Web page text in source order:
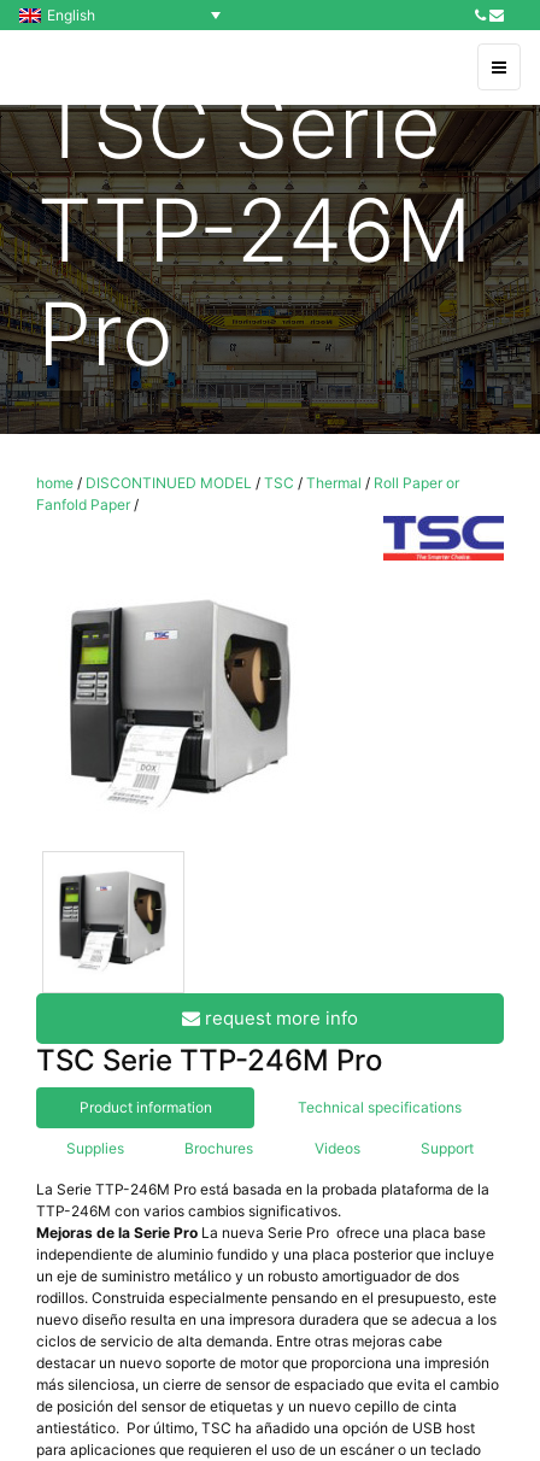
English
TSC Serie
TTP-246M
Pro
home / DISCONTINUED MODEL / TSC / Thermal / Roll Paper or
Fanfold Paper/
request more info
TSC Serie TTP-246M Pro
Product information Technical specifications
Supplies Brochures Videos Support
La Serie TTP-246M Pro está basada en la probada plataforma de la
TTP-246M con varios cambios significativos.
Mejoras de la Serie Pro La nueva Serie Pro ofrece una placa base
independiente de aluminio fundido y una placa posterior que incluye
un eje de suministro metálico y un robusto amortiguador de dos
rodillos. Construida especialmente pensando en el presupuesto, este
nuevo diseño resulta en una impresora duradera que se adecua a los
ciclos de servicio de alta demanda. Entre otras mejoras cabe
destacar un nuevo soporte de motor que proporciona una impresión
más silenciosa, un cierre de sensor de espaciado que evita el cambio
de posición del sensor de etiquetas y un nuevo cepillo de cinta
antiestático. Por último, TSC ha añadido una opción de USB host
para aplicaciones que requieren el uso de un escáner o un teclado